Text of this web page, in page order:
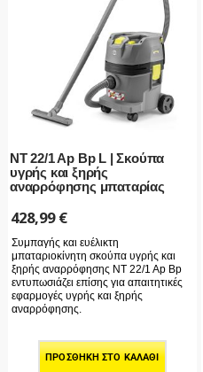
NT 22/1 Ap Bp L | Σκούπα
υγρής και ξηρής
αναρρόφησης μπαταρίας
428,99€
Συμπαγής και ευέλικτη
μπαταριοκίνητη σκούπα υγρής και
ξηρής αναρρόφησης NT 22/1 Ap Bp
εντυπωσιάζει επίσης για απαιτητικές
εφαρμογές υγρής και ξηρής
αναρρόφησης.
ΠΡΟΣΘΉΚΗ ΣΤΟ ΚΑΛΆΘΙ